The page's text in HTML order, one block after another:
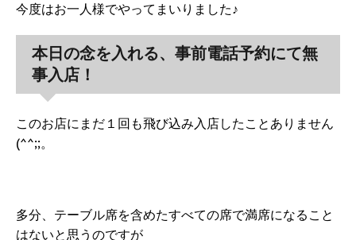
イメージにしていってるのかな？。引き続き応援します！！。アテのお...
今度はお一人様でやってまいりました♪
本日の念を入れる、事前電話予約にて無
事入店！
このお店にまだ１回も飛び込み入店したことありません
(^^;;。
多分、テーブル席を含めたすべての席で満席になること
はないと思うのですが